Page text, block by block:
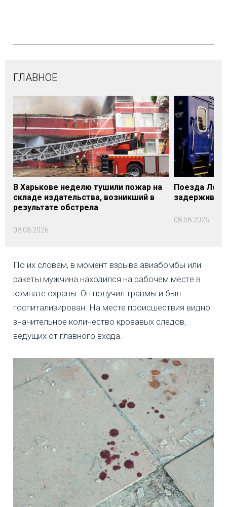
ГЛАВНОЕ
В Харькове неделю тушили пожар на
складе издательства, возникший в
результате обстрела
08.08.2026
Поезда
08.08.2026
По их словам, в момент взрыва авиабомбы или
ракеты мужчина находился на рабочем месте в
комнате охраны. Он получил травмы и был
госпитализирован. На месте происшествия видно
значительное количество кровавых следов,
ведущих от главного входа.